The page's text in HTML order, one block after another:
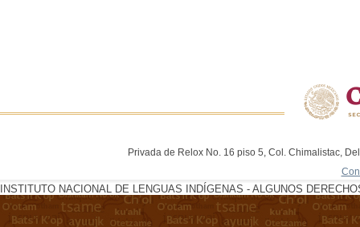
Privada de Relox No. 16 piso 5, Col. Chimalistac,
INSTITUTO NACIONAL DE LENGUAS INDÍGENAS - ALGUNOS